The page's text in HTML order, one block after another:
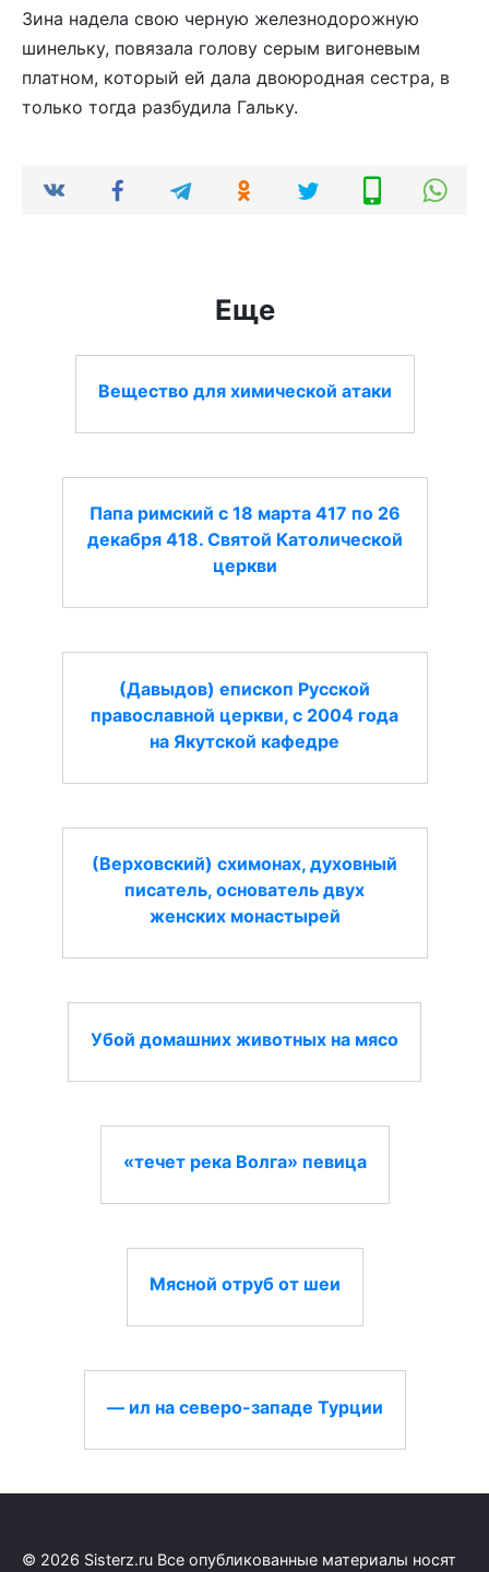
Зина надела свою черную железнодорожную
шинельку, повязала голову серым вигоневым
платном, который ей дала двоюродная сестра, в
только тогда разбудила Гальку.
Еще
Вещество для химической атаки
Папа римский с 18 марта 417 по 26
декабря 418. Святой Католической
церкви
(Давыдов) епископ Русской
православной церкви, с 2004 года
на Якутской кафедре
(Верховский) схимонах, духовный
писатель, основатель двух
женских монастырей
Убой домашних животных на мясо
«течет река Волга» певица
Мясной отруб от шеи
— ил на северо-западе Турции
© 2026 Sisterz.ru Все опубликованные материалы носят